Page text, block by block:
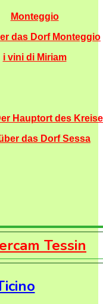
Monteggio
das Dorf Monteggio
i vini di Miriam
Hauptort des
das Dorf Sessa
Tessin